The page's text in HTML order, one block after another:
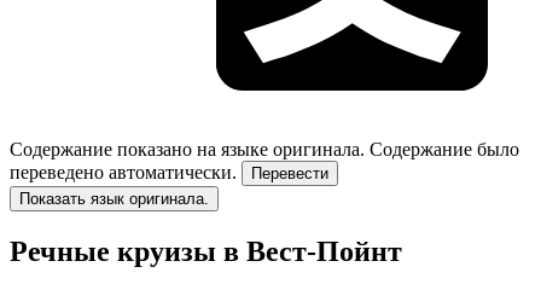
Содержание показано на языке оригинала. Содержание было
переведено автоматически.
Перевести
Показать язык оригинала.
Речные круизы в Вест-Пойнт